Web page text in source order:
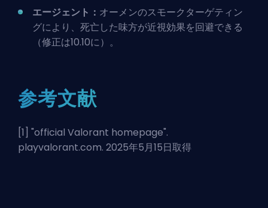
エージェント： オーメンのスモークターゲティン
グにより、死亡した味方が近視効果を回避できる
（修正は10.10に）。
参考文献
[1] "official Valorant homepage".
playvalorant.com. 2025年5月15日取得